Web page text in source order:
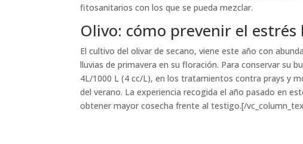
fitosanitarios con los que se pueda mezclar.
Olivo: cómo prevenir el
El cultivo del olivar de secano, viene este año con
lluvias de primavera en su floración. Para conservar su
4L/1000 L (4 cc/L), en los tratamientos contra prays y
del verano. La experiencia recogida el año pasado en
obtener mayor cosecha frente al testigo.[/